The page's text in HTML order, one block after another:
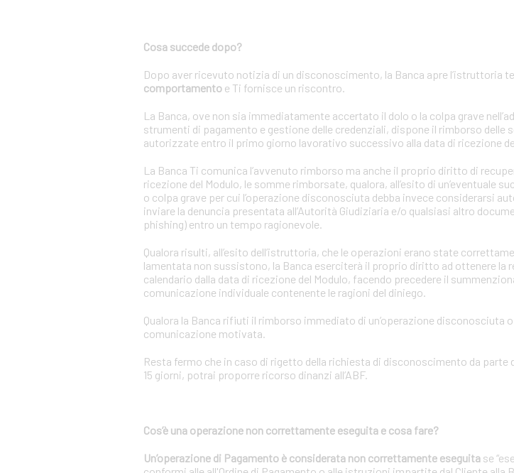
Cosa succede dopo?
Dopo aver ricevuto notizia di un disconoscimento, la Banca apre l’istruttoria
comportamento e Ti fornisce un riscontro.
La Banca, ove non sia immediatamente accertato il dolo o la colpa grave
strumenti di pagamento e gestione delle credenziali, dispone il rimborso
autorizzate entro il primo giorno lavorativo successivo alla data di ricezione
La Banca Ti comunica l’avvenuto rimborso ma anche il proprio diritto di
ricezione del Modulo, le somme rimborsate, qualora, all’esito di un’eventuale
o colpa grave per cui l’operazione disconosciuta debba invece considerarsi
inviare la denuncia presentata all’Autorità Giudiziaria e/o qualsiasi altro
phishing) entro un tempo ragionevole.
Qualora risulti, all’esito dell’istruttoria, che le operazioni erano state
lamentata non sussistono, la Banca eserciterà il proprio diritto ad ottenere la
calendario dalla data di ricezione del Modulo, facendo precedere il
comunicazione individuale contenente le ragioni del diniego.
Qualora la Banca rifiuti il rimborso immediato di un’operazione disconosciuta
comunicazione motivata.
Resta fermo che in caso di rigetto della richiesta di disconoscimento da
15 giorni, potrai proporre ricorso dinanzi all’ABF.
Cos’è una operazione non correttamente eseguita e cosa fare?
Un’operazione di Pagamento è considerata non correttamente eseguita se